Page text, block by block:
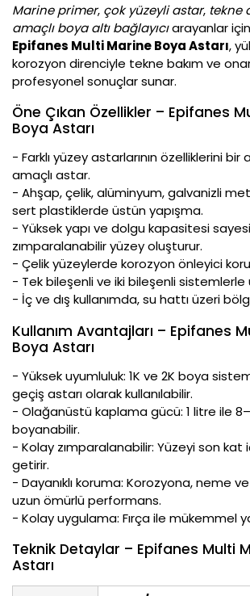
Marine primer, çok yüzeyli astar, tekne
amaçlı boya altı bağlayıcıarayanlar
Epifanes Multi Marine Boya Astarı,
korozyon direnciyle tekne bakım ve
profesyonel sonuçlar sunar.
Öne Çıkan Özellikler – Epifanes
Boya Astarı
- Farklı yüzey astarlarının özelliklerini
amaçlı astar.
- Ahşap, çelik, alüminyum, galvanizli
sert plastiklerde üstün yapışma.
- Yüksek yapı ve dolgu kapasitesi
zımparalanabilir yüzey oluşturur.
- Çelik yüzeylerde korozyon önleyici
- Tek bileşenli ve iki bileşenli sistemlerle
- İç ve dış kullanımda, su hattı üzeri
Kullanım Avantajları – Epifanes
Boya Astarı
- Yüksek uyumluluk: 1K ve 2K boya
geçiş astarı olarak kullanılabilir.
- Olağanüstü kaplama gücü: 1 litre ile
boyanabilir.
- Kolay zımparalanabilir: Yüzeyi son kat
getirir.
- Dayanıklı koruma: Korozyona, neme
uzun ömürlü performans.
- Kolay uygulama: Fırça ile mükemmel
Teknik Detaylar – Epifanes Multi
Astarı